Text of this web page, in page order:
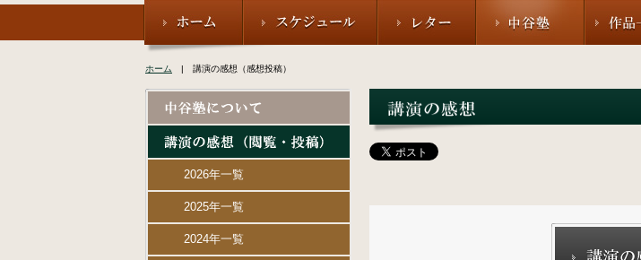
ホーム | 講演の感想（感想投稿）
2026年一覧
2025年一覧
2024年一覧